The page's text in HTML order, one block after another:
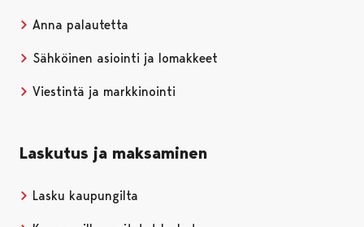
Anna palautetta
Sähköinen asiointi ja lomakkeet
Viestintä ja markkinointi
Laskutus ja maksaminen
Lasku kaupungilta